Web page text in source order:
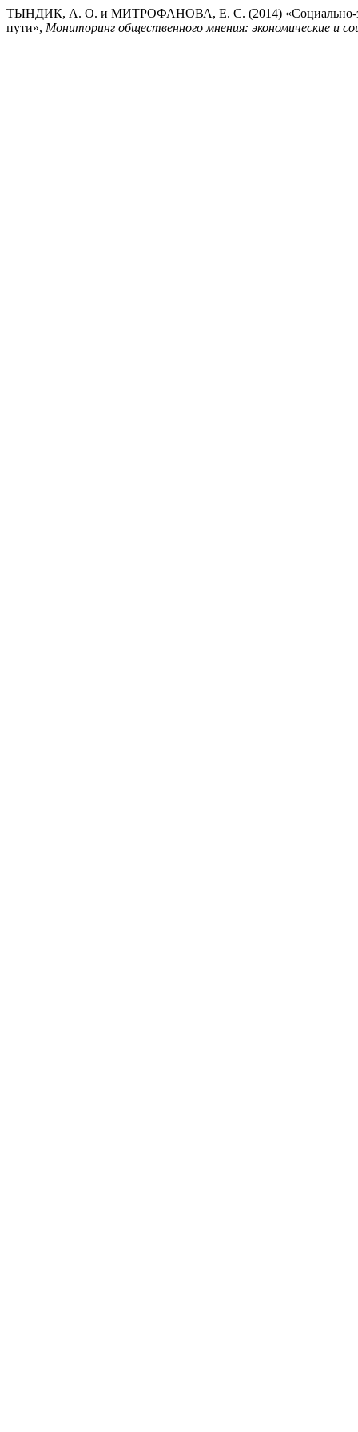
ТЫНДИК, А. О. и МИТРОФАНОВА, Е. С. (2014) «Социально-
пути», Мониторинг общественного мнения: экономические и